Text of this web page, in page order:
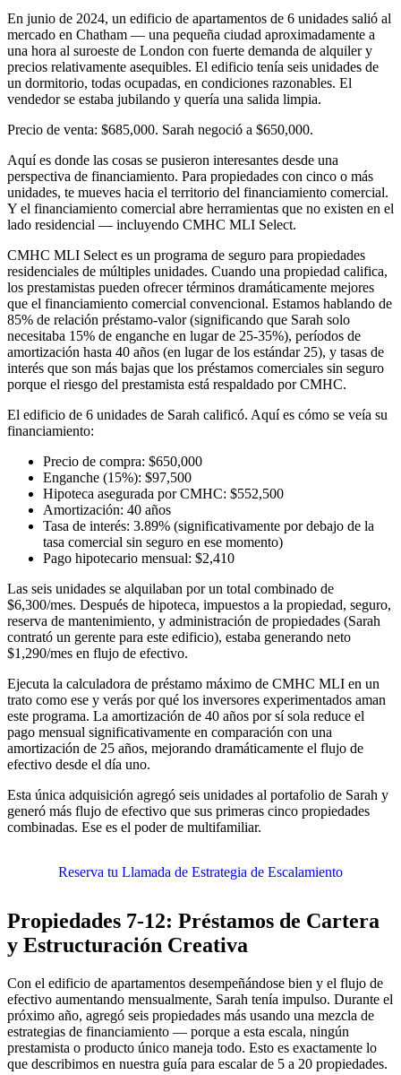
En junio de 2024, un edificio de apartamentos de 6 unidades salió al
mercado en Chatham — una pequeña ciudad aproximadamente a
una hora al suroeste de London con fuerte demanda de alquiler y
precios relativamente asequibles. El edificio tenía seis unidades de
un dormitorio, todas ocupadas, en condiciones razonables. El
vendedor se estaba jubilando y quería una salida limpia.
Precio de venta: $685,000. Sarah negoció a $650,000.
Aquí es donde las cosas se pusieron interesantes desde una
perspectiva de financiamiento. Para propiedades con cinco o más
unidades, te mueves hacia el territorio del financiamiento comercial.
Y el financiamiento comercial abre herramientas que no existen en el
lado residencial — incluyendo CMHC MLI Select.
CMHC MLI Select es un programa de seguro para propiedades
residenciales de múltiples unidades. Cuando una propiedad califica,
los prestamistas pueden ofrecer términos dramáticamente mejores
que el financiamiento comercial convencional. Estamos hablando de
85% de relación préstamo-valor (significando que Sarah solo
necesitaba 15% de enganche en lugar de 25-35%), períodos de
amortización hasta 40 años (en lugar de los estándar 25), y tasas de
interés que son más bajas que los préstamos comerciales sin seguro
porque el riesgo del prestamista está respaldado por CMHC.
El edificio de 6 unidades de Sarah calificó. Aquí es cómo se veía su
financiamiento:
Precio de compra: $650,000
Enganche (15%): $97,500
Hipoteca asegurada por CMHC: $552,500
Amortización: 40 años
Tasa de interés: 3.89% (significativamente por debajo de la
tasa comercial sin seguro en ese momento)
Pago hipotecario mensual: $2,410
Las seis unidades se alquilaban por un total combinado de
$6,300/mes. Después de hipoteca, impuestos a la propiedad, seguro,
reserva de mantenimiento, y administración de propiedades (Sarah
contrató un gerente para este edificio), estaba generando neto
$1,290/mes en flujo de efectivo.
Ejecuta la calculadora de préstamo máximo de CMHC MLI en un
trato como ese y verás por qué los inversores experimentados aman
este programa. La amortización de 40 años por sí sola reduce el
pago mensual significativamente en comparación con una
amortización de 25 años, mejorando dramáticamente el flujo de
efectivo desde el día uno.
Esta única adquisición agregó seis unidades al portafolio de Sarah y
generó más flujo de efectivo que sus primeras cinco propiedades
combinadas. Ese es el poder de multifamiliar.
Reserva tu Llamada de Estrategia de Escalamiento
Propiedades 7-12: Préstamos de Cartera
y Estructuración Creativa
Con el edificio de apartamentos desempeñándose bien y el flujo de
efectivo aumentando mensualmente, Sarah tenía impulso. Durante el
próximo año, agregó seis propiedades más usando una mezcla de
estrategias de financiamiento — porque a esta escala, ningún
prestamista o producto único maneja todo. Esto es exactamente lo
que describimos en nuestra guía para escalar de 5 a 20 propiedades.